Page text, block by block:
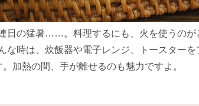
日の猛暑……。料理するにも、火を使うのが
な時は、炊飯器や電子レンジ、トースターを
加熱の間、手が離せるのも魅力ですよ。